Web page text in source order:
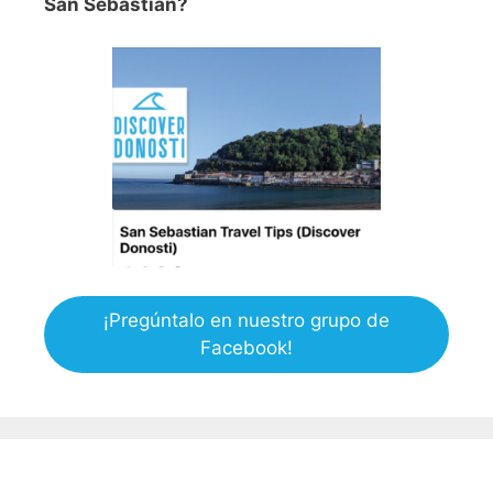
San Sebastián?
¡Pregúntalo en nuestro grupo de
Facebook!